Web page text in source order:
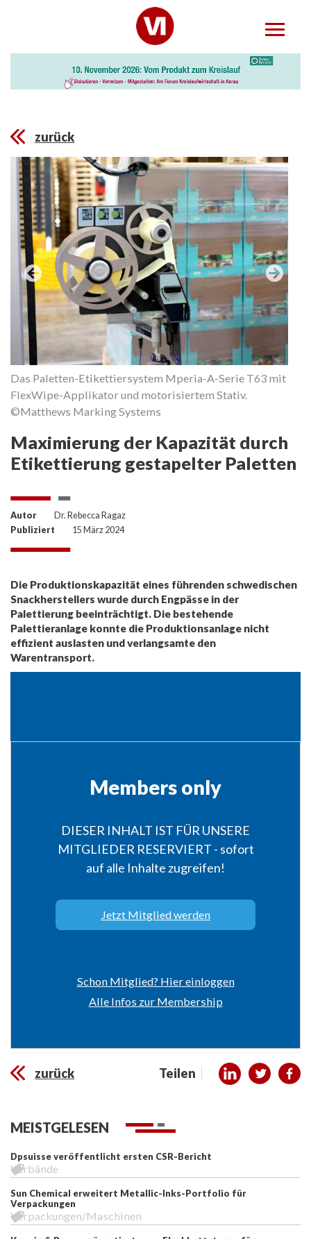
zurück
Das Paletten-Etikettiersystem Mperia-A-Serie T63 mit
FlexWipe-Applikator und motorisiertem Stativ.
©Matthews Marking Systems
Maximierung der Kapazität durch
Etikettierung gestapelter Paletten
Autor
Dr. Rebecca Ragaz
Publiziert
15 März 2024
Die Produktionskapazität eines führenden schwedischen
Snackherstellers wurde durch Engpässe in der
Palettierung beeinträchtigt. Die bestehende
Palettieranlage konnte die Produktionsanlage nicht
effizient auslasten und verlangsamte den
Warentransport.
Members only
DIESER INHALT IST FÜR UNSERE
MITGLIEDER RESERVIERT - sofort
auf alle Inhalte zugreifen!
Jetzt Mitglied werden
Schon Mitglied? Hier einloggen
Alle Infos zur Membership
zurück Teilen
MEISTGELESEN
Dpsuisse veröffentlicht ersten CSR-Bericht
Verbände
Sun Chemical erweitert Metallic-Inks-Portfolio für
Verpackungen
Verpackungen/Maschinen